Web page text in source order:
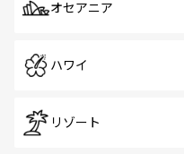
オセアニア
ハワイ
リゾート